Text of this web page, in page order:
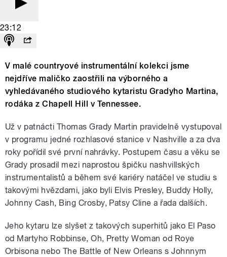
23:12
V malé countryové instrumentální kolekci jsme
nejdříve maličko zaostřili na výborného a
vyhledávaného studiového kytaristu Gradyho Martina,
rodáka z Chapell Hill v Tennessee.
Už v patnácti Thomas Grady Martin pravidelně vystupoval
v programu jedné rozhlasové stanice v Nashville a za dva
roky pořídil své první nahrávky. Postupem času a věku se
Grady prosadil mezi naprostou špičku nashvillských
instrumentalistů a během své kariéry natáčel ve studiu s
takovými hvězdami, jako byli Elvis Presley, Buddy Holly,
Johnny Cash, Bing Crosby, Patsy Cline a řada dalších.
Jeho kytaru lze slyšet z takových superhitů jako El Paso
od Martyho Robbinse, Oh, Pretty Woman od Roye
Orbisona nebo The Battle of New Orleans s Johnnym